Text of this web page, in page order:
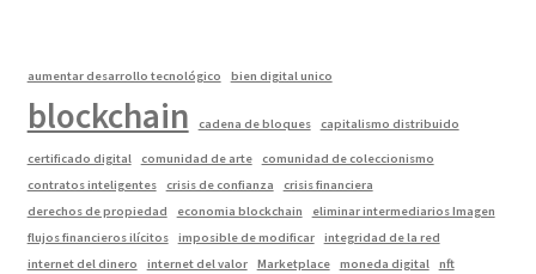
aumentar desarrollo tecnológico bien digital unico
blockchain cadena de bloques capitalismo distribuido
certificado digital comunidad de arte
comunidad de coleccionismo
contratos inteligentes
crisis de confianza
crisis financiera
derechos de propiedad
economia blockchain
eliminar intermediarios Imagen
flujos financieros ilícitos
imposible de modificar
integridad de la red
internet del dinero
internet del valor Marketplace moneda digital
nft